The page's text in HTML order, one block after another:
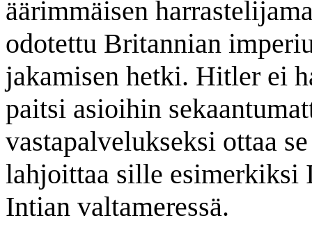
äärimmäisen
odotettu Britannian
jakamisen hetki. Hitler ei
paitsi asioihin
vastapalvelukseksi ottaa
lahjoittaa sille esimerkiksi
Intian valtameressä.